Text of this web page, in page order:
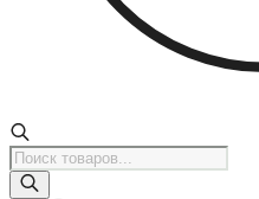
Поиск
товаров